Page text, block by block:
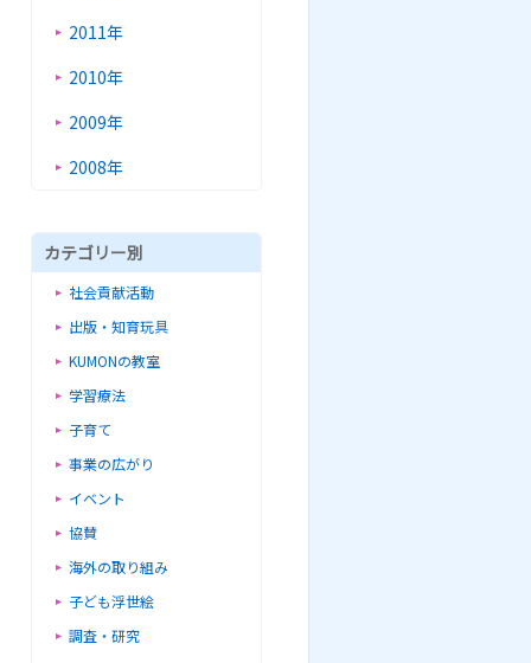
2011年
2010年
2009年
2008年
カテゴリー別
社会貢献活動
出版・知育玩具
KUMONの教室
学習療法
子育て
事業の広がり
イベント
協賛
海外の取り組み
子ども浮世絵
調査・研究